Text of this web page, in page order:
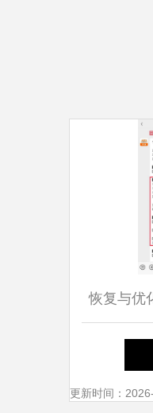
恢复与优
与国内
更新时间：